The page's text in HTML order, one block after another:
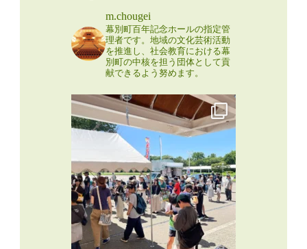
m.chougei
幕別町百年記念ホールの指定管
理者です。地域の文化芸術活動
を推進し、社会教育における幕
別町の中核を担う団体として貢
献できるよう努めます。